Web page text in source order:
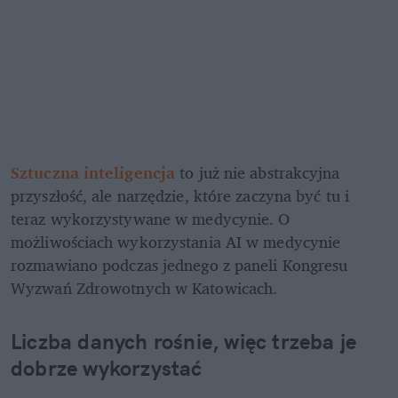
Sztuczna inteligencja to już nie abstrakcyjna
przyszłość, ale narzędzie, które zaczyna być tu i
teraz wykorzystywane w medycynie. O
możliwościach wykorzystania AI w medycynie
rozmawiano podczas jednego z paneli Kongresu
Wyzwań Zdrowotnych w Katowicach.
Liczba danych rośnie, więc trzeba je
dobrze wykorzystać